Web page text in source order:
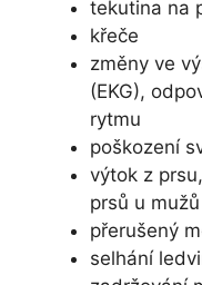
tekutina na
křeče
změny ve
(EKG),
rytmu
poškození
výtok z
prsů u mužů
přerušený
selhání